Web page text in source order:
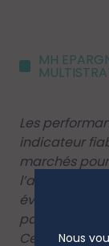
MH
Les
indicateur
marchés
l’avenir. Elles
évaluer
passé.
Ce
Nous